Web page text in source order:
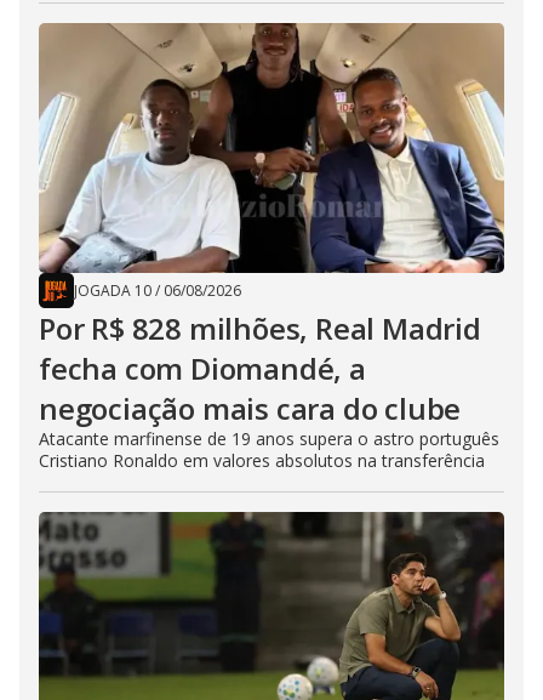
JOGADA 10/ 06/08/2026
Por R$ 828 milhões, Real Madrid
fecha com Diomandé, a
negociação mais cara do clube
Atacante marfinense de 19 anos supera o astro português
Cristiano Ronaldo em valores absolutos na transferência